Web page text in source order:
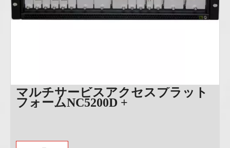
マルチサービスアクセスプラット
フォームNC5200D +